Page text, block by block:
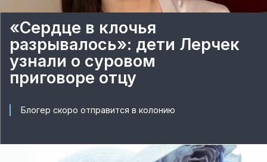
«Сердце в клочья
разрывалось»: дети Лерчек
узнали о суровом
приговоре отцу
Блогер скоро отправится в колонию